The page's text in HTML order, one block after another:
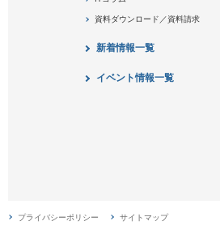
資料ダウンロード／資料請求
新着情報一覧
イベント情報一覧
プライバシーポリシー サイトマップ